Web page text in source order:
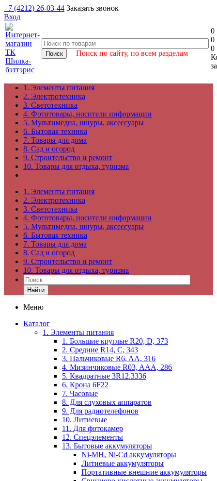
+7 (4212) 26-03-44 Заказать звонок
Вход
Поиск по сайту, по всем разделам
0
0
0
1. Элементы питания
2. Электротехника
3. Светотехника
4. Фототовары, носители информации
5. Мультимедиа, шнуры, аксессуары
6. Бытовая техника
7. Товары для дома
8. Сад и огород
9. Строительство и ремонт
10. Товары для отдыха, туризма
1. Элементы питания
2. Электротехника
3. Светотехника
4. Фототовары, носители информации
5. Мультимедиа, шнуры, аксессуары
6. Бытовая техника
7. Товары для дома
8. Сад и огород
9. Строительство и ремонт
10. Товары для отдыха, туризма
Найти
Меню
Каталог
1. Элементы питания
1. Большие круглые R20, D, 373
2. Средние R14, C, 343
3. Пальчиковые R6, AA, 316
4. Мизинчиковые R03, AAA, 286
5. Квадратные 3R12.3336
6. Крона 6F22
7. Часовые
8. Для слуховых аппаратов
9. Для радиотелефонов
10. Литиевые
11. Для фотокамер
12. Спецэлементы
13. Бытовые аккумуляторы
Ni-MH, Ni-Cd аккумуляторы
Литиевые аккумуляторы
Портативные внешние аккумуляторы